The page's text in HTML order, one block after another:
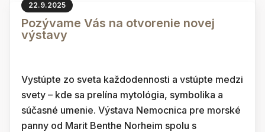
22.9.2025
Pozývame Vás na otvorenie novej
výstavy
Vystúpte zo sveta každodennosti a vstúpte medzi
svety – kde sa prelína mytológia, symbolika a
súčasné umenie. Výstava Nemocnica pre morské
panny od Marit Benthe Norheim spolu s